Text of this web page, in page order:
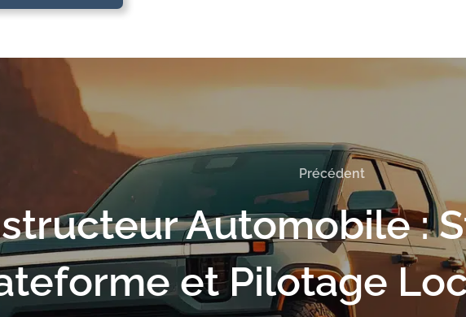
Précédent
Automobile :
et Pilotage